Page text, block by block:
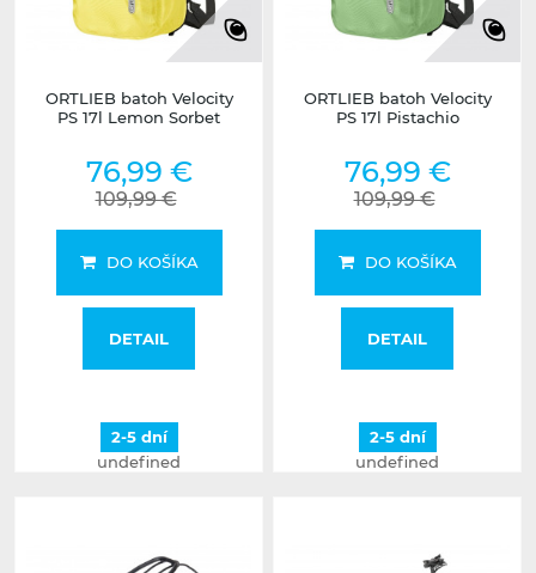
ORTLIEB batoh Velocity
PS 17l Lemon Sorbet
76,99 €
109,99 €
DO KOŠÍKA
DETAIL
2-5 dní
undefined
ORTLIEB batoh Velocity
PS 17l Pistachio
76,99 €
109,99 €
DO KOŠÍKA
DETAIL
2-5 dní
undefined